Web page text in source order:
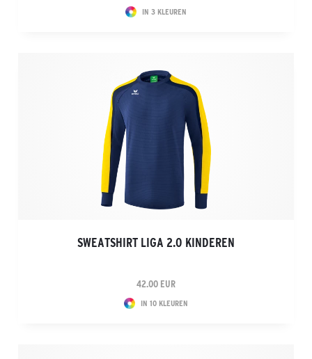
IN 3 KLEUREN
SWEATSHIRT LIGA 2.0 KINDEREN
42.00 EUR
IN 10 KLEUREN